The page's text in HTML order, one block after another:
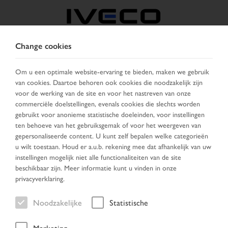
KIES LAND VERANDER TAAL
Toggle
navigation
MENU
Voertuig
Home
Change cookies
Om u een optimale website-ervaring te bieden, maken we gebruik
van cookies. Daartoe behoren ook cookies die noodzakelijk zijn
voor de werking van de site en voor het nastreven van onze
commerciële doelstellingen, evenals cookies die slechts worden
gebruikt voor anonieme statistische doeleinden, voor instellingen
ten behoeve van het gebruiksgemak of voor het weergeven van
gepersonaliseerde content. U kunt zelf bepalen welke categorieën
u wilt toestaan. Houd er a.u.b. rekening mee dat afhankelijk van uw
instellingen mogelijk niet alle functionaliteiten van de site
beschikbaar zijn. Meer informatie kunt u vinden in onze
privacyverklaring.
Noodzakelijke Statistische